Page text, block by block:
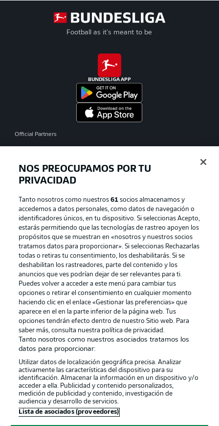
Football as it's meant to be
BUNDESLIGA APP
Official Partners
Publicidad Aviso legal
Gestionar las preferencias Declaracion de privacidad
Canales Trabajos
Jugadores Condiciones de uso
Sello Editorial Contacto
© 2026 Bundesliga-Gruppe GmbH
NOS PREOCUPAMOS POR TU
PRIVACIDAD
Tanto nosotros como nuestros61 socios almacenamos y
accedemos a datos personales, como datos de navegación o
identificadores únicos, en tu dispositivo. Si seleccionas Acepto,
estarás permitiendo que las tecnologías de rastreo apoyen los
propósitos que se muestran en «nosotros y nuestros socios
tratamos datos para proporcionar». Si seleccionas Rechazarlas
todas o retiras tu consentimiento, los deshabilitarás. Si se
deshabilitan los rastreadores, parte del contenido y los
anuncios que ves podrían dejar de ser relevantes para ti.
Puedes volver a acceder a este menú para cambiar tus
opciones o retirar el consentimiento en cualquier momento
haciendo clic en el enlace «Gestionar las preferencias» que
aparece en el en la parte inferior de la página web. Tus
opciones tendrán efecto dentro de nuestro Sitio web. Para
saber más, consulta nuestra política de privacidad.
Tanto nosotros como nuestros asociados tratamos los
datos para proporcionar:
Utilizar datos de localización geográfica precisa. Analizar
activamente las características del dispositivo para su
identificación. Almacenar la información en un dispositivo y/o
acceder a ella. Publicidad y contenido personalizados,
medición de publicidad y contenido, investigación de
audiencia y desarrollo de servicios.
Lista de asociados (proveedores)